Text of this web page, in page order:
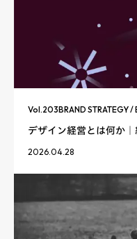
Vol.203BRAND STRATEGY /
デザイン経営とは何か
2026.04.28